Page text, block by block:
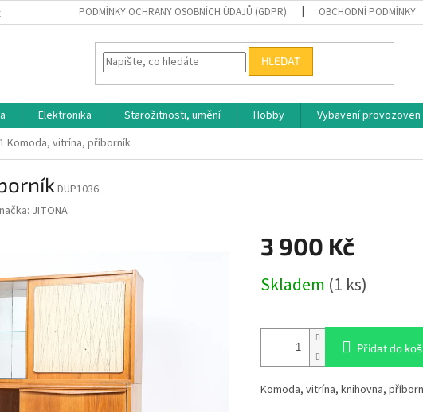
PODMÍNKY OCHRANY OSOBNÍCH ÚDAJŮ (GDPR) OBCHODNÍ PODMÍNKY
HLEDAT
Elektronika Starožitnosti, umění Hobby Vybavení provozoven
Komoda, vitrína, příborník
DUP1036
JITONA
3 900 Kč
cena:
Skladem (1 ks)
Přidat do
Komoda, vitrína, knihovna,